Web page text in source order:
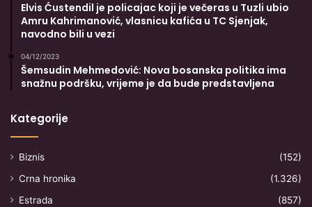
Elvis Ćustendil je policajac koji je večeras u Tuzli ubio
Amru Kahrimanović, vlasnicu kafića u TC Sjenjak,
navodno bili u vezi
04/12/2023
Šemsudin Mehmedović: Nova bosanska politika ima
snažnu podršku, vrijeme je da bude predstavljena
Kategorije
Biznis
(152)
Crna hronika
(1.326)
Estrada
(857)